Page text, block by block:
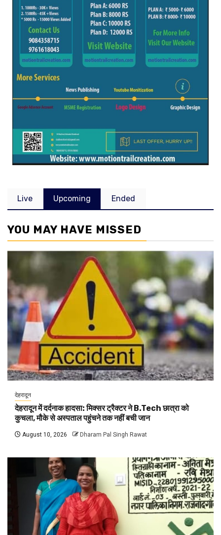
Live Upcoming Ended
YOU MAY HAVE MISSED
देहरादून
देहरादून में दर्दनाक हादसा: मिक्सर ट्रैक्टर ने B.Tech छात्रा को
कुचला, मौके से अस्पताल पहुंचने तक नहीं बची जान
August 10, 2026 Dharam Pal Singh Rawat